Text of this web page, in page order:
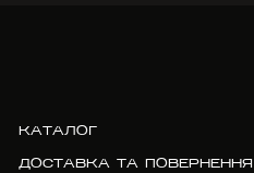
КАТАЛОГ
ДОСТАВКА ТА ПОВЕРНЕННЯ